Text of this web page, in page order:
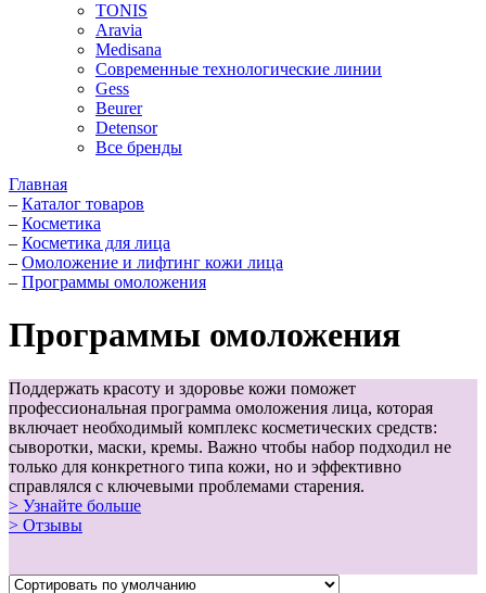
TONIS
Aravia
Medisana
Современные технологические линии
Gess
Beurer
Detensor
Все бренды
Главная
– Каталог товаров
– Косметика
– Косметика для лица
– Омоложение и лифтинг кожи лица
– Программы омоложения
Программы омоложения
Поддержать красоту и здоровье кожи поможет
профессиональная программа омоложения лица, которая
включает необходимый комплекс косметических средств:
сыворотки, маски, кремы. Важно чтобы набор подходил не
только для конкретного типа кожи, но и эффективно
справлялся с ключевыми проблемами старения.
> Узнайте больше
> Отзывы